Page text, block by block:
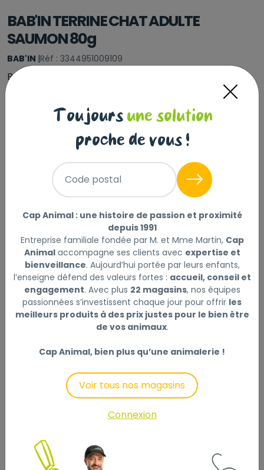
BAB'IN TERRINE CHAT ADULTE
SAUMON 80g
BAB'IN |Réf : 3344951009109
BAB'IN TERRINE CHAT ADULTE SAUMON 80g
Choisir mon magasin Sélectionner
Livraison à domicile (offerte dès
Disponible
Prix au kg : 19.88 €
+
-
Ajouter au panier
Laisser un avis
L’alimentation humide pour chats, riche en protéines
animales, sans céréales ni gluten.
Voir tableau de rationnement. Laisser de l’eau
disponible en permanence. Servir à température
Conserver dans le réfrigérateur après ouverture.
Toujours une solution
proche de vous !
Code postal
Cap Animal : une histoire de passion et proximité
depuis 1991
Entreprise familiale fondée par M. et Mme Martin, Cap
Animalaccompagne ses clients avec expertise et
bienveillance. Aujourd’hui portée par leurs enfants,
l’enseigne défend des valeurs fortes : accueil, conseil et
engagement. Avec plus 22 magasins, nos équipes
passionnées s’investissent chaque jour pour offrir les
meilleurs produits à des prix justes pour le bien être
de vos animaux.
Cap Animal, bien plus qu’une animalerie !
Voir tous nos magasins
Connexion